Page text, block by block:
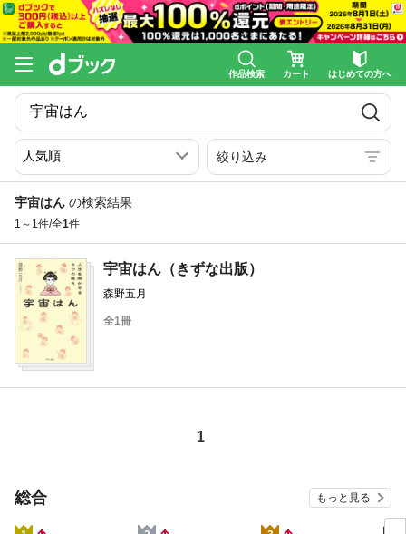
作品検索 カート はじめての方へ
絞り込み
宇宙はん の検索結果
1～1件/全1件
宇宙はん（きずな出版）
森野五月
全1冊
1
総合 もっと見る